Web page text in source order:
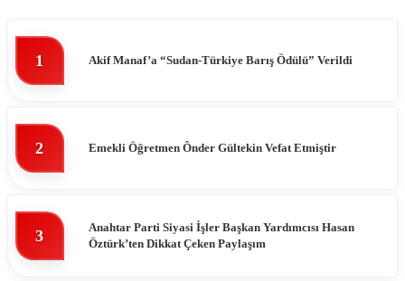
1 Akif Manaf’a “Sudan-Türkiye Barış Ödülü” Verildi
2 Emekli Öğretmen Ônder Gültekin Vefat Etmiştir
3
Anahtar Parti Siyasi İşler Başkan Yardımcısı Hasan
Öztürk’ten Dikkat Çeken Paylaşım